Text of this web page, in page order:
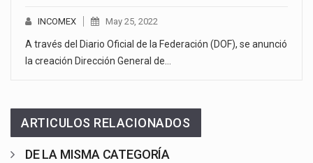
INCOMEX May 25, 2022
A través del Diario Oficial de la Federación (DOF), se anunció
la creación Dirección General de…
ARTICULOS RELACIONADOS
DE LA MISMA CATEGORÍA